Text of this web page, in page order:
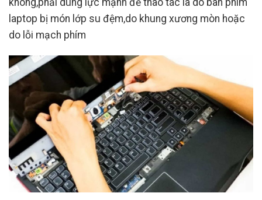
laptop bị món lớp su đệm,do khung xương mòn hoặc
do lỗi mạch phím